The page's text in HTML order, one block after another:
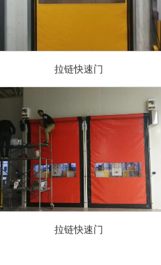
拉链快速门
拉链快速门